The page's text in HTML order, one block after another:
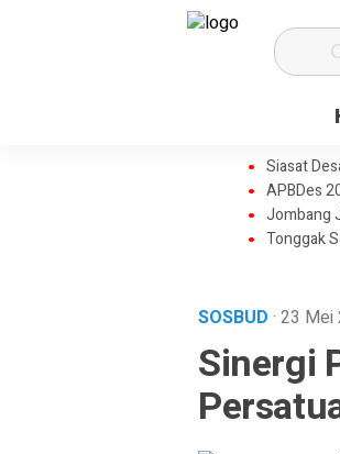
Siasat
APBDes
Jombang
Tonggak
SOSBUD · 23
Sinergi